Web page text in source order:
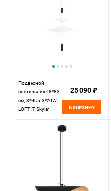
Подвесной
светильник 68*83
см, 3*GU5.3*20W
LOFT IT Skylar
25 090 ₽
В КОРЗИНУ